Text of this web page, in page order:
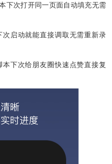
下次打开同一页面自动填充无需
启动就能直接调取无需重新录
下次给朋友圈快速点赞直接复